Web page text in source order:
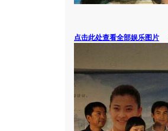
点击此处查看全部娱乐图片